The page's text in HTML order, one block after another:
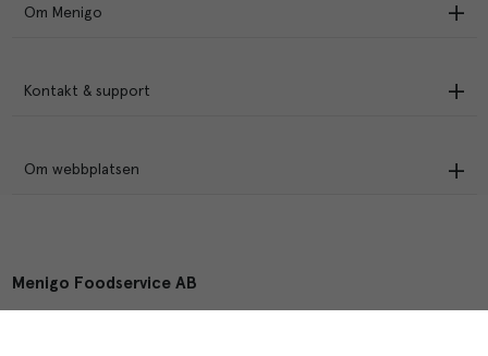
Om Menigo
Kontakt & support
Om webbplatsen
Menigo Foodservice AB